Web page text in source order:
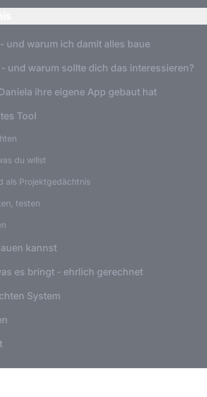
und warum ich damit alles baue
und warum sollte dich das interessieren?
ihre eigene App gebaut hat
Tool
du willst
als Projektgedächtnis
testen
kannst
es bringt - ehrlich gerechnet
System